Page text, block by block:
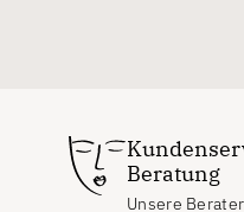
Beratung
Unsere